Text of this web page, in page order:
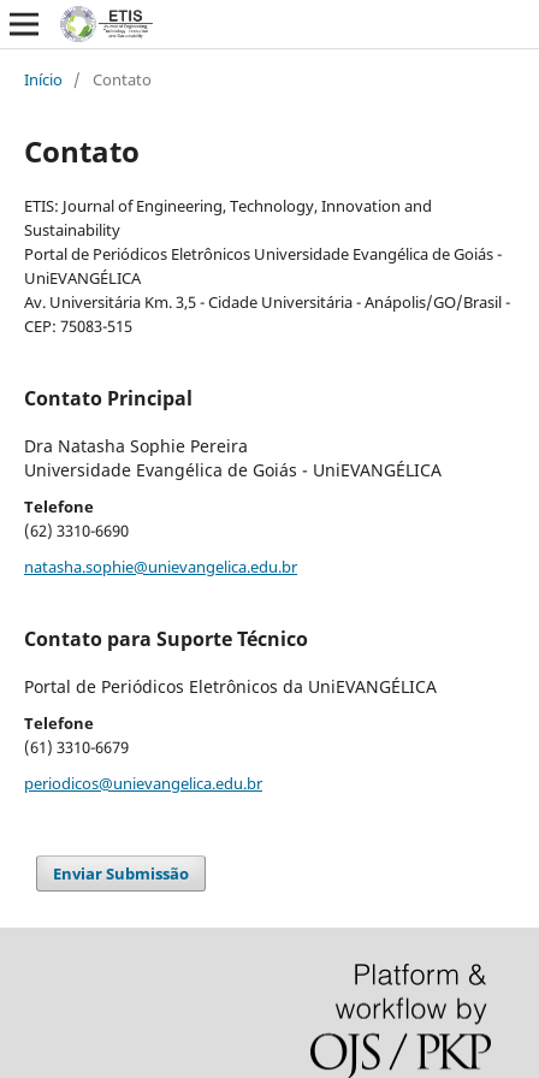
Início / Contato
Contato
ETIS: Journal of Engineering, Technology, Innovation and
Sustainability
Portal de Periódicos Eletrônicos Universidade Evangélica de Goiás -
UniEVANGÉLICA
Av. Universitária Km. 3,5 - Cidade Universitária - Anápolis/GO/Brasil -
CEP: 75083-515
Contato Principal
Dra Natasha Sophie Pereira
Universidade Evangélica de Goiás - UniEVANGÉLICA
Telefone
(62) 3310-6690
natasha.sophie@unievangelica.edu.br
Contato para Suporte Técnico
Portal de Periódicos Eletrônicos da UniEVANGÉLICA
Telefone
(61) 3310-6679
periodicos@unievangelica.edu.br
Enviar Submissão